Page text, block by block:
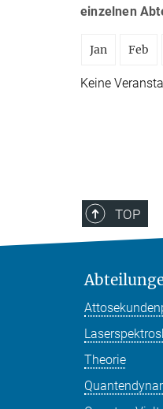
einzelnen
Jan Feb
Keine
TOP
Theorie